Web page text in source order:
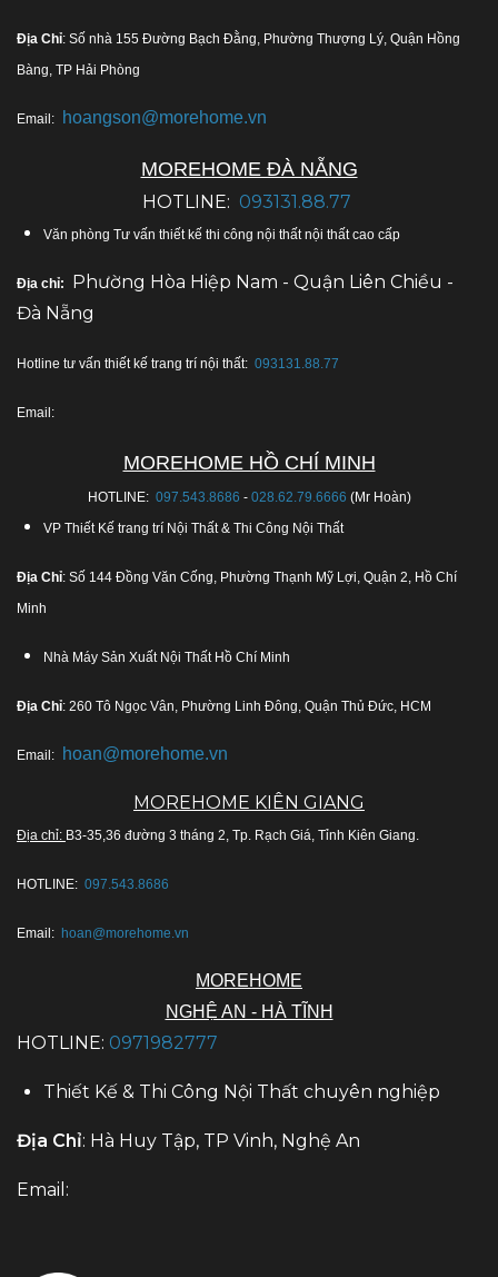
Địa Chỉ: Số nhà 155 Đường Bạch Đằng, Phường Thượng Lý, Quận Hồng
Bàng, TP Hải Phòng
Email: hoangson@morehome.vn
MOREHOME ĐÀ NẴNG
HOTLINE: 093131.88.77
Văn phòng Tư vấn thiết kế thi công nội thất nội thất cao cấp
Địa chỉ:
Phường Hòa Hiệp Nam - Quận Liên Chiều -
Đà Nẵng
Hotline tư vấn thiết kế trang trí nội thất: 093131.88.77
Email:
MOREHOME HỒ CHÍ MINH
HOTLINE: 097.543.8686 - 028.62.79.6666 (Mr Hoàn)
VP Thiết Kế trang trí Nội Thất & Thi Công Nội Thất
Địa Chỉ: Số 144 Đồng Văn Cống, Phường Thạnh Mỹ Lợi, Quận 2, Hồ Chí
Minh
Nhà Máy Sản Xuất Nội Thất Hồ Chí Minh
Địa Chỉ: 260 Tô Ngọc Vân, Phường Linh Đông, Quận Thủ Đức, HCM
Email: hoan@morehome.vn
MOREHOME KIÊN GIANG
Địa chỉ: B3-35,36 đường 3 tháng 2, Tp. Rạch Giá, Tỉnh Kiên Giang.
HOTLINE: 097.543.8686
Email: hoan@morehome.vn
MOREHOME
NGHỆ AN - HÀ TĨNH
HOTLINE: 0971982777
Thiết Kế & Thi Công Nội Thất chuyên nghiệp
Địa Chỉ: Hà Huy Tập, TP Vinh, Nghệ An
Email: